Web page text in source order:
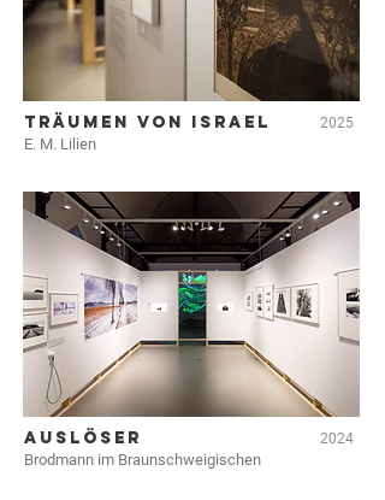
Träumen von Israel 2025
E. M. Lilien
AUSLÖSER 2024
Brodmann im Braunschweigischen